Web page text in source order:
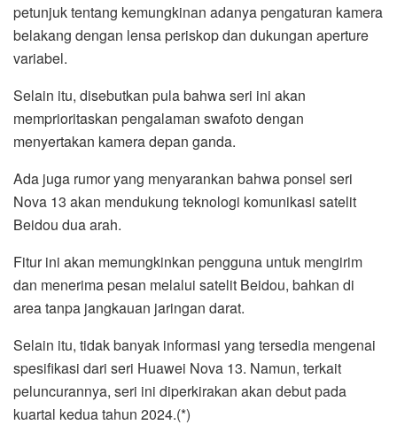
petunjuk tentang kemungkinan adanya pengaturan kamera
belakang dengan lensa periskop dan dukungan aperture
variabel.
Selain itu, disebutkan pula bahwa seri ini akan
memprioritaskan pengalaman swafoto dengan
menyertakan kamera depan ganda.
Ada juga rumor yang menyarankan bahwa ponsel seri
Nova 13 akan mendukung teknologi komunikasi satelit
Beidou dua arah.
Fitur ini akan memungkinkan pengguna untuk mengirim
dan menerima pesan melalui satelit Beidou, bahkan di
area tanpa jangkauan jaringan darat.
Selain itu, tidak banyak informasi yang tersedia mengenai
spesifikasi dari seri Huawei Nova 13. Namun, terkait
peluncurannya, seri ini diperkirakan akan debut pada
kuartal kedua tahun 2024.(*)